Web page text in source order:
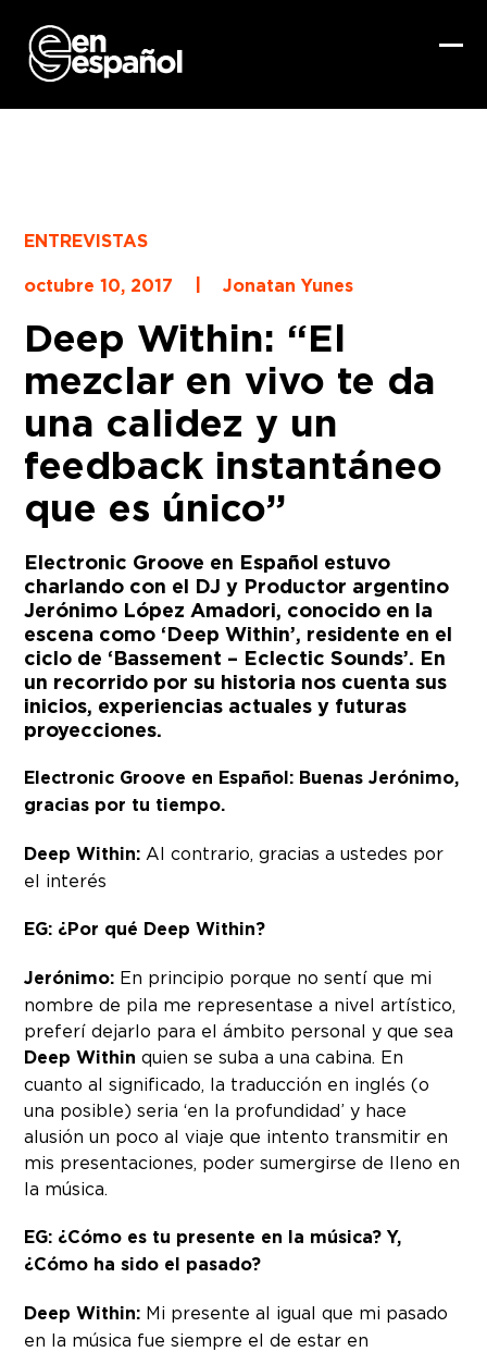
content
ENTREVISTAS
octubre 10, 2017
| Jonatan Yunes
Deep Within: “El
mezclar en vivo te da
una calidez y un
feedback instantáneo
que es único”
Electronic Groove en Español estuvo
charlando con el DJ y Productor argentino
Jerónimo López Amadori, conocido en la
escena como ‘Deep Within’, residente en el
ciclo de ‘Bassement – Eclectic Sounds’. En
un recorrido por su historia nos cuenta sus
inicios, experiencias actuales y futuras
proyecciones.
Electronic Groove en Español: Buenas Jerónimo,
gracias por tu tiempo.
Deep Within: Al contrario, gracias a ustedes por
el interés
EG: ¿Por qué Deep Within?
Jerónimo: En principio porque no sentí que mi
nombre de pila me representase a nivel artístico,
preferí dejarlo para el ámbito personal y que sea
Deep Within quien se suba a una cabina. En
cuanto al significado, la traducción en inglés (o
una posible) seria ‘en la profundidad’ y hace
alusión un poco al viaje que intento transmitir en
mis presentaciones, poder sumergirse de lleno en
la música.
EG: ¿Cómo es tu presente en la música? Y,
¿Cómo ha sido el pasado?
Deep Within: Mi presente al igual que mi pasado
en la música fue siempre el de estar en